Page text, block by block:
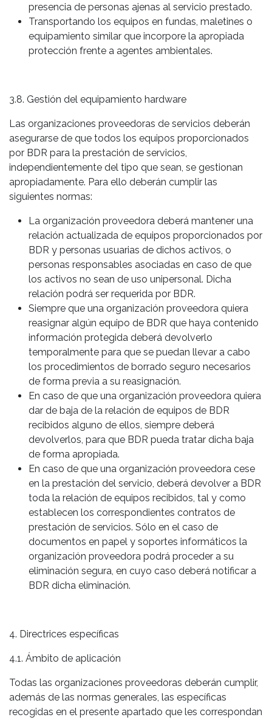
presencia de personas ajenas al servicio prestado.
Transportando los equipos en fundas, maletines o
equipamiento similar que incorpore la apropiada
protección frente a agentes ambientales.
3.8. Gestión del equipamiento hardware
Las organizaciones proveedoras de servicios deberán
asegurarse de que todos los equipos proporcionados
por BDR para la prestación de servicios,
independientemente del tipo que sean, se gestionan
apropiadamente. Para ello deberán cumplir las
siguientes normas:
La organización proveedora deberá mantener una
relación actualizada de equipos proporcionados por
BDR y personas usuarias de dichos activos, o
personas responsables asociadas en caso de que
los activos no sean de uso unipersonal. Dicha
relación podrá ser requerida por BDR.
Siempre que una organización proveedora quiera
reasignar algún equipo de BDR que haya contenido
información protegida deberá devolverlo
temporalmente para que se puedan llevar a cabo
los procedimientos de borrado seguro necesarios
de forma previa a su reasignación.
En caso de que una organización proveedora quiera
dar de baja de la relación de equipos de BDR
recibidos alguno de ellos, siempre deberá
devolverlos, para que BDR pueda tratar dicha baja
de forma apropiada.
En caso de que una organización proveedora cese
en la prestación del servicio, deberá devolver a BDR
toda la relación de equipos recibidos, tal y como
establecen los correspondientes contratos de
prestación de servicios. Sólo en el caso de
documentos en papel y soportes informáticos la
organización proveedora podrá proceder a su
eliminación segura, en cuyo caso deberá notificar a
BDR dicha eliminación.
4. Directrices específicas
4.1. Ámbito de aplicación
Todas las organizaciones proveedoras deberán cumplir,
además de las normas generales, las específicas
recogidas en el presente apartado que les correspondan